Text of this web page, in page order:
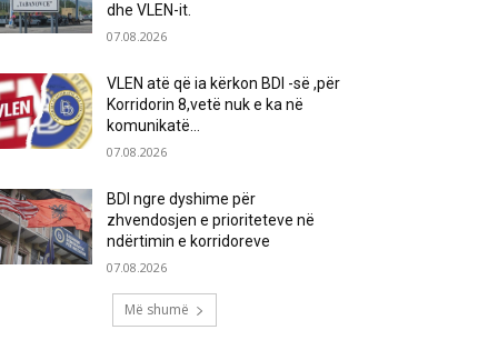
dhe VLEN-it.
07.08.2026
VLEN atë që ia kërkon BDI -së ,për
Korridorin 8,vetë nuk e ka në
komunikatë…
07.08.2026
BDI ngre dyshime për
zhvendosjen e prioriteteve në
ndërtimin e korridoreve
07.08.2026
Më shumë